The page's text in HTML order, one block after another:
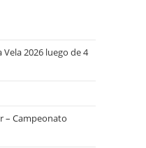
2026 luego de 4
– Campeonato